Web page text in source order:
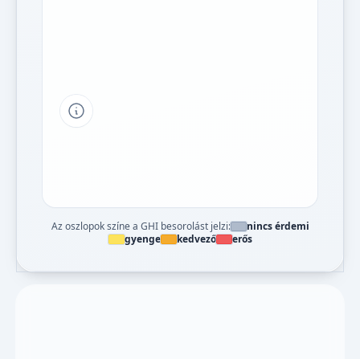
Tipp a grafikon jelmagyarázatához
Az oszlopok színe a GHI besorolást jelzi:
nincs érdemi
gyenge
kedvező erős